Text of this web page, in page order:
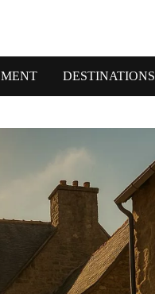
DESTINATIONS